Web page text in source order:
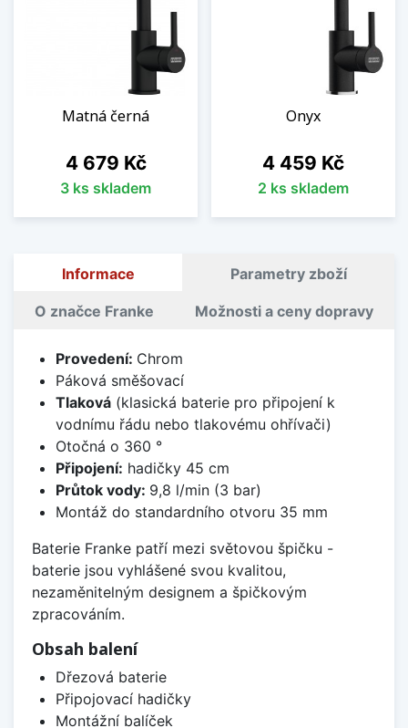
Matná černá
Cena
4 679 Kč
3 ks skladem
Onyx
Cena
4 459 Kč
2 ks skladem
Informace Parametry zboží
O značce Franke Možnosti a ceny dopravy
Provedení: Chrom
Páková směšovací
Tlaková(klasická baterie pro připojení k
vodnímu řádu nebo tlakovému ohřívači)
Otočná o 360 °
Připojení: hadičky 45 cm
Průtok vody: 9,8 l/min (3 bar)
Montáž do standardního otvoru 35 mm
Baterie Franke patří mezi světovou špičku -
baterie jsou vyhlášené svou kvalitou,
nezaměnitelným designem a špičkovým
zpracováním.
Obsah balení
Dřezová baterie
Připojovací hadičky
Montážní balíček